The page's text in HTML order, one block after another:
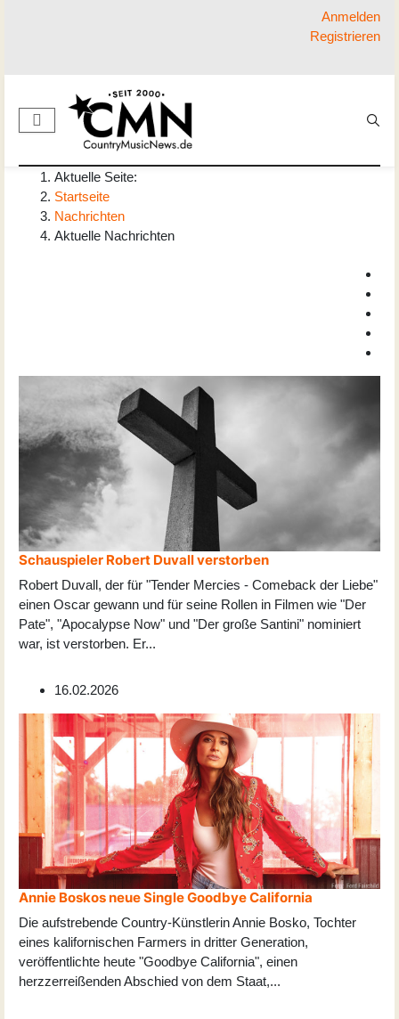
Anmelden
Registrieren
Aktuelle Seite:
Startseite
Nachrichten
Aktuelle Nachrichten
Schauspieler Robert Duvall verstorben
Robert Duvall, der für "Tender Mercies - Comeback der Liebe"
einen Oscar gewann und für seine Rollen in Filmen wie "Der
Pate", "Apocalypse Now" und "Der große Santini" nominiert
war, ist verstorben. Er...
16.02.2026
Annie Boskos neue Single Goodbye California
Die aufstrebende Country-Künstlerin Annie Bosko, Tochter
eines kalifornischen Farmers in dritter Generation,
veröffentlichte heute "Goodbye California", einen
herzzerreißenden Abschied von dem Staat,...